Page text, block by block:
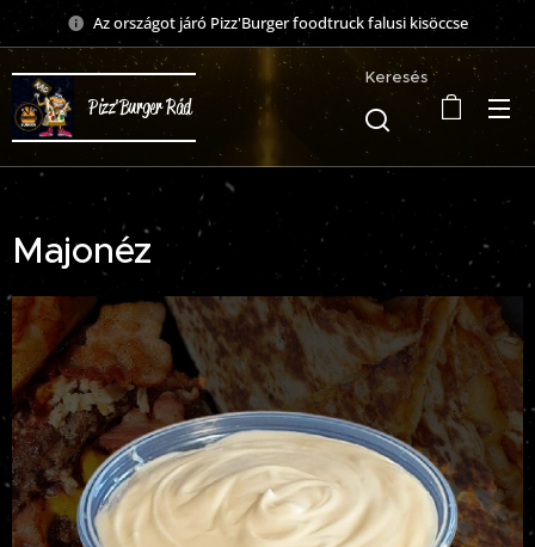
Az országot járó Pizz'Burger foodtruck falusi kisöccse
Pizz'Burger Rád
Keresés
Majonéz